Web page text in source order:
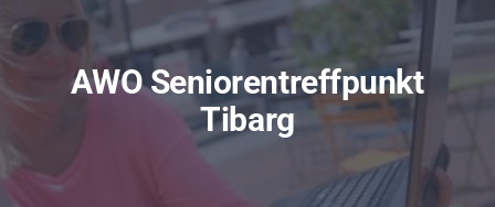
Service
AWO Seniorentreffpunkt
Tibarg